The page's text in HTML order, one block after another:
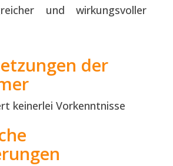
und wirkungsvoller
der
keinerlei Vorkenntnisse